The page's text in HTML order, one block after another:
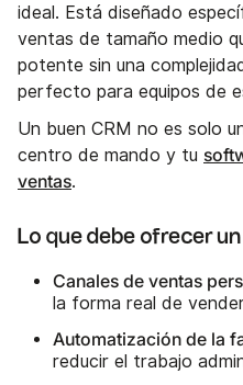
ideal. Está diseñado
ventas de tamaño medio
potente sin una
perfecto para equipos de
Un buen CRM no es solo
centro de mando y tu
ventas.
Lo que debe ofrecer
Canales de ventas
la forma real de
Automatización de la
reducir el trabajo